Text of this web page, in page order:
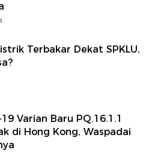
Terbakar Dekat SPKLU,
19 Varian Baru PQ.16.1.1
di Hong Kong, Waspadai